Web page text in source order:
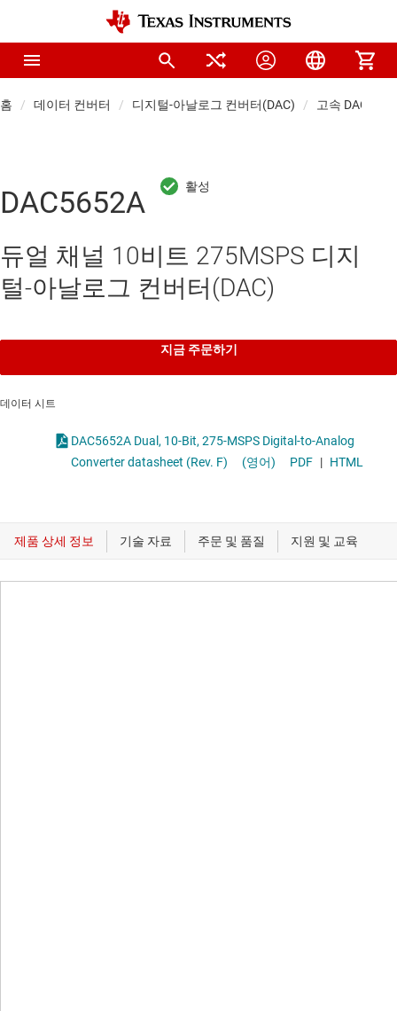
홈 데이터 컨버터 디지털-아날로그 컨버터(DAC) 고속 DAC(>10
DAC5652A
듀얼 채널 10비트 275MSPS 디지
털-아날로그 컨버터(DAC)
지금 주문하기
데이터 시트
DAC5652A Dual, 10-Bit, 275-MSPS Digital-to-Analog
Converter datasheet (Rev. F)
(영어) PDF | HTML